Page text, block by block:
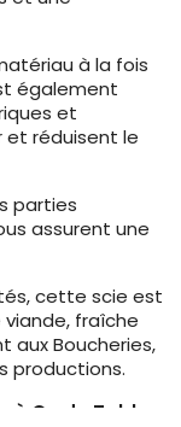
à la fois
également
et
réduisent le
parties
assurent une
cette scie est
fraîche
aux Boucheries,
productions.
Os de Table